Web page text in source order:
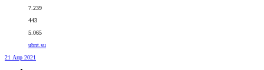
7.239
443
5.065
ubnt.su
21 Апр 2021